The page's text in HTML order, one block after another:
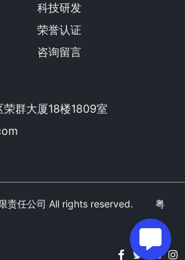
科技研发
荣誉认证
咨询留言
群大厦18楼1809室
责任公司 All rights reserved. 粤